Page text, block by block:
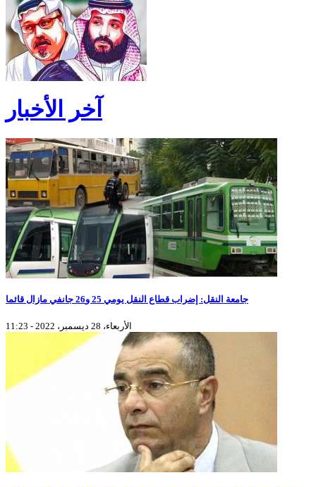
آخر الأخبار
جامعة النقل: إضراب قطاع النقل يومي 25 و26 جانفي مازال قائما
الأربعاء، 28 ديسمبر، 2022 - 11:23